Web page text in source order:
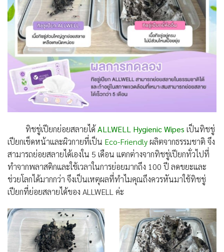
ทิชชู่เปียกย่อยสลายได้ALLWELL Hygienic Wipes เป็นทิชชู่
เปียกเช็ดหน้าและผิวกายที่เป็น Eco-Friendlyผลิตจากธรรมชาติ จึง
สามารถย่อยสลายได้เองใน 5 เดือน แตกต่างจากทิชชู่เปียกทั่วไปที่
ทำจากพลาสติกและใช้เวลาในการย่อยมากถึง 100 ปี ลดขยะและ
ช่วยโลกได้มากกว่า จึงเป็นเหตุผลที่ทำไมคุณถึงควรหันมาใช้ทิชชู่
เปียกที่ย่อยสลายได้ของ ALLWELL ค่ะ